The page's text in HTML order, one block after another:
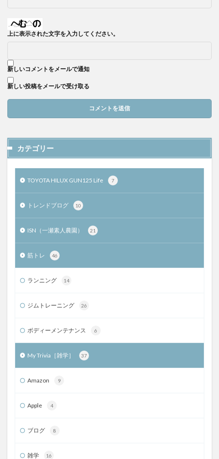
上に表示された文字を入力してください。
新しいコメントをメールで通知
新しい投稿をメールで受け取る
カテゴリー
TOYOTA HILUX GUN125 Life 7
トレンドブログ 10
ISN（一瀬素人農園） 21
筋トレ 46
ランニング 14
ジムトレーニング 26
ボディーメンテナンス 6
My Trivia［雑学］ 37
Amazon 9
Apple 4
ブログ 8
雑学 16